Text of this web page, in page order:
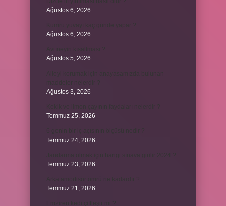
Ağustos 6, 2026
Ağustos 6, 2026
Ağustos 5, 2026
Ağustos 3, 2026
Temmuz 25, 2026
Temmuz 24, 2026
Temmuz 23, 2026
Temmuz 21, 2026